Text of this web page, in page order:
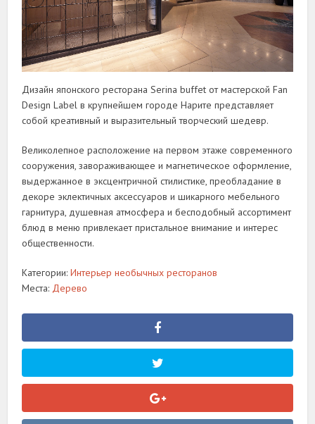
Дизайн японского ресторана Serina buffet от мастерской Fan
Design Label в крупнейшем городе Нарите представляет
собой креативный и выразительный творческий шедевр.
Великолепное расположение на первом этаже современного
сооружения, завораживающее и магнетическое оформление,
выдержанное в эксцентричной стилистике, преобладание в
декоре эклектичных аксессуаров и шикарного мебельного
гарнитура, душевная атмосфера и бесподобный ассортимент
блюд в меню привлекает пристальное внимание и интерес
общественности.
Категории:Интерьер необычных ресторанов
Места: Дерево